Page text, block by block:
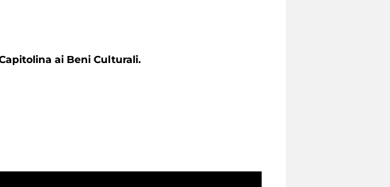
ai Beni Culturali.